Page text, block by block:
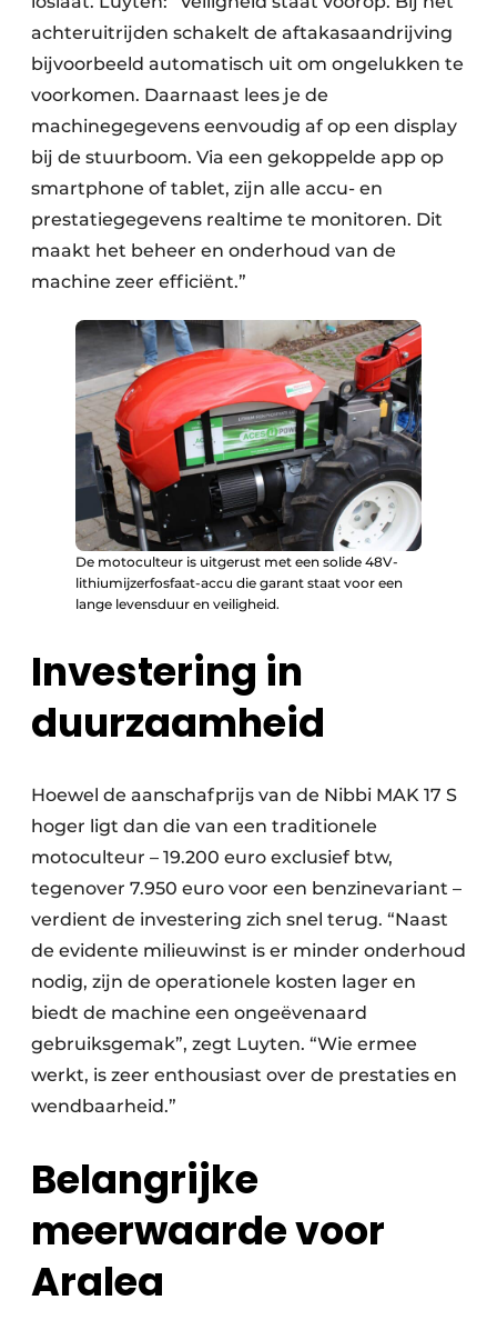
achteruitrijden schakelt de aftakasaandrijving
bijvoorbeeld automatisch uit om ongelukken te
voorkomen. Daarnaast lees je de
machinegegevens eenvoudig af op een display
bij de stuurboom. Via een gekoppelde app op
smartphone of tablet, zijn alle accu- en
prestatiegegevens realtime te monitoren. Dit
maakt het beheer en onderhoud van de
machine zeer efficiënt.”
De motoculteur is uitgerust met een solide 48V-
lithiumijzerfosfaat-accu die garant staat voor een
lange levensduur en veiligheid.
Investering in
duurzaamheid
Hoewel de aanschafprijs van de Nibbi MAK 17 S
hoger ligt dan die van een traditionele
motoculteur – 19.200 euro exclusief btw,
tegenover 7.950 euro voor een benzinevariant –
verdient de investering zich snel terug. “Naast
de evidente milieuwinst is er minder onderhoud
nodig, zijn de operationele kosten lager en
biedt de machine een ongeëvenaard
gebruiksgemak”, zegt Luyten. “Wie ermee
werkt, is zeer enthousiast over de prestaties en
wendbaarheid.”
Belangrijke
meerwaarde voor
Aralea